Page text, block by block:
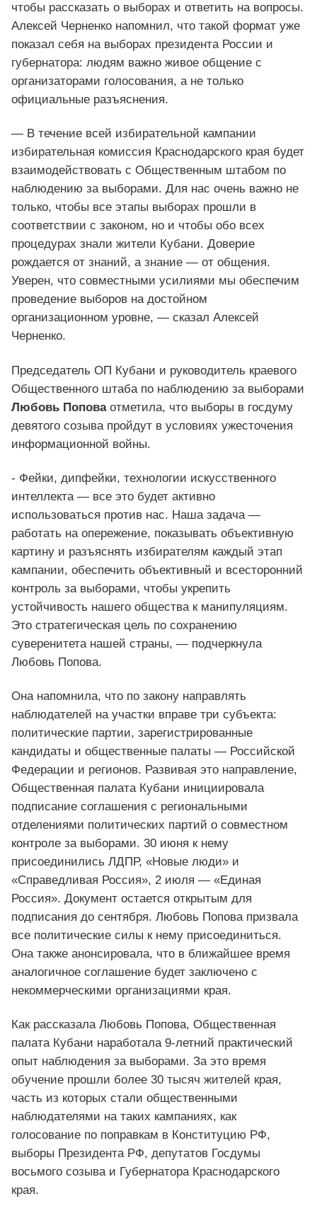
чтобы рассказать о выборах и ответить на вопросы.
Алексей Черненко напомнил, что такой формат уже
показал себя на выборах президента России и
губернатора: людям важно живое общение с
организаторами голосования, а не только
официальные разъяснения.
— В течение всей избирательной кампании
избирательная комиссия Краснодарского края будет
взаимодействовать с Общественным штабом по
наблюдению за выборами. Для нас очень важно не
только, чтобы все этапы выборах прошли в
соответствии с законом, но и чтобы обо всех
процедурах знали жители Кубани. Доверие
рождается от знаний, а знание — от общения.
Уверен, что совместными усилиями мы обеспечим
проведение выборов на достойном
организационном уровне, — сказал Алексей
Черненко.
Председатель ОП Кубани и руководитель краевого
Общественного штаба по наблюдению за выборами
Любовь Поповаотметила, что выборы в госдуму
девятого созыва пройдут в условиях ужесточения
информационной войны.
- Фейки, дипфейки, технологии искусственного
интеллекта — все это будет активно
использоваться против нас. Наша задача —
работать на опережение, показывать объективную
картину и разъяснять избирателям каждый этап
кампании, обеспечить объективный и всесторонний
контроль за выборами, чтобы укрепить
устойчивость нашего общества к манипуляциям.
Это стратегическая цель по сохранению
суверенитета нашей страны, — подчеркнула
Любовь Попова.
Она напомнила, что по закону направлять
наблюдателей на участки вправе три субъекта:
политические партии, зарегистрированные
кандидаты и общественные палаты — Российской
Федерации и регионов. Развивая это направление,
Общественная палата Кубани инициировала
подписание соглашения с региональными
отделениями политических партий о совместном
контроле за выборами. 30 июня к нему
присоединились ЛДПР, «Новые люди» и
«Справедливая Россия», 2 июля — «Единая
Россия». Документ остается открытым для
подписания до сентября. Любовь Попова призвала
все политические силы к нему присоединиться.
Она также анонсировала, что в ближайшее время
аналогичное соглашение будет заключено с
некоммерческими организациями края.
Как рассказала Любовь Попова, Общественная
палата Кубани наработала 9-летний практический
опыт наблюдения за выборами. За это время
обучение прошли более 30 тысяч жителей края,
часть из которых стали общественными
наблюдателями на таких кампаниях, как
голосование по поправкам в Конституцию РФ,
выборы Президента РФ, депутатов Госдумы
восьмого созыва и Губернатора Краснодарского
края.